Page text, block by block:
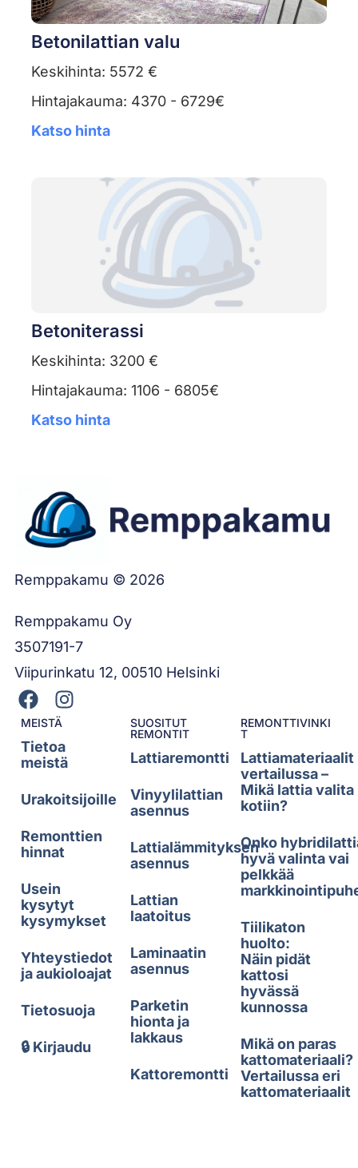
Betonilattian valu
Keskihinta: 5572 €
Hintajakauma: 4370 - 6729€
Katso hinta
Betoniterassi
Keskihinta: 3200 €
Hintajakauma: 1106 - 6805€
Katso hinta
Remppakamu © 2026
Remppakamu Oy
3507191-7
Viipurinkatu 12, 00510 Helsinki
MEISTÄ
Tietoa
meistä
Urakoitsijoille
Remonttien
hinnat
Usein
kysytyt
kysymykset
Yhteystiedot
ja aukioloajat
Tietosuoja
🔒 Kirjaudu
SUOSITUT
REMONTIT
Lattiaremontti
Vinyylilattian
asennus
Lattialämmityksen
asennus
Lattian
laatoitus
Laminaatin
asennus
Parketin
hionta ja
lakkaus
Kattoremontti
REMONTTIVINKI
T
Lattiamateriaalit
vertailussa –
Mikä lattia valita
kotiin?
Onko
hyvä valinta vai
pelkkää
Tiilikaton
huolto:
Näin pidät
kattosi
hyvässä
kunnossa
Mikä on paras
kattomateriaali?
Vertailussa eri
kattomateriaalit